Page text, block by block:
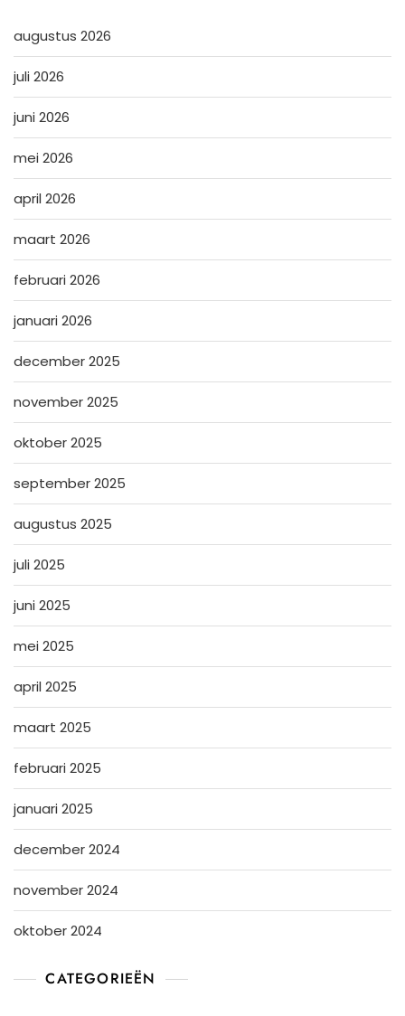
augustus 2026
juli 2026
juni 2026
mei 2026
april 2026
maart 2026
februari 2026
januari 2026
december 2025
november 2025
oktober 2025
september 2025
augustus 2025
juli 2025
juni 2025
mei 2025
april 2025
maart 2025
februari 2025
januari 2025
december 2024
november 2024
oktober 2024
CATEGORIEËN